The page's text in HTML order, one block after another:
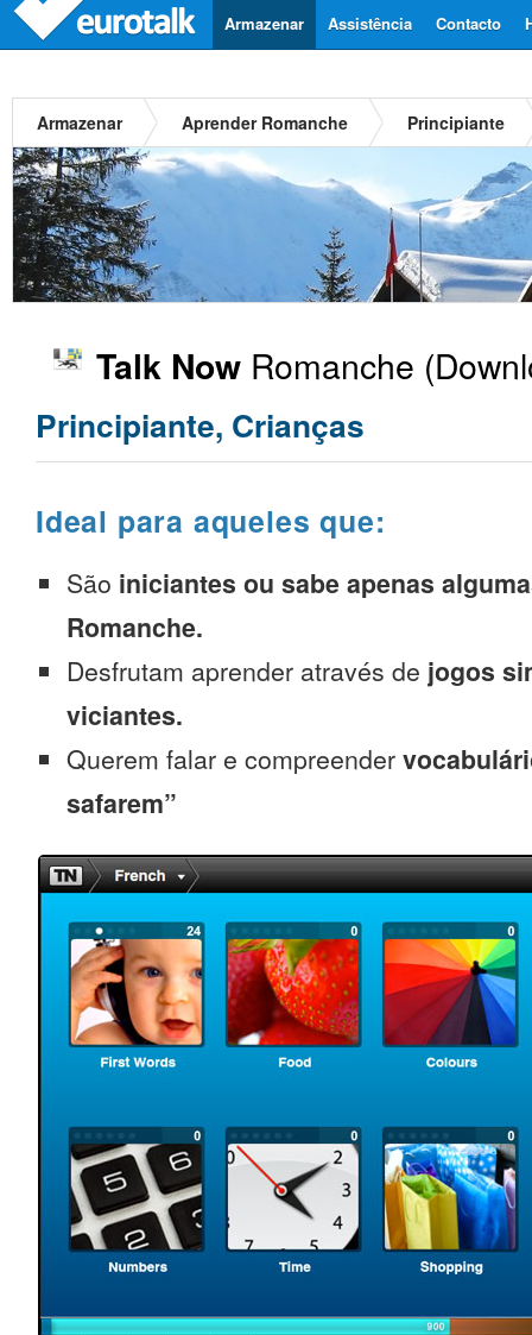
Contacto
Assistência
Armazenar
Armazenar Aprender Romanche Principiante
Talk Now Romanche
Principiante, Crianças
Ideal para aqueles que:
São iniciantes ou sabe apenas
Romanche.
Desfrutam aprender através de jogos
viciantes.
Querem falar e compreender
safarem”